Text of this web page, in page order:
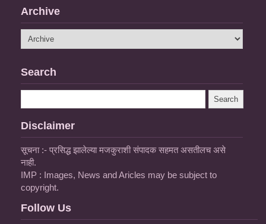
Archive
Search
Disclaimer
सूचना :- प्रसिद्ध झालेल्या मजकुराशी संपादक सहमत असतीलच असे
नाही.
IMP : Images, News and Aricles may be subject to
copyright.
Follow Us